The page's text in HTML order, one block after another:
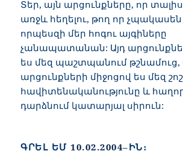
Տեր, այն արցունքները, որ տալիս
առջև հեղելու, թող որ չպակասեն
որպեսզի մեր հոգու այգիները
չանապատանան: Այդ
ես մեզ պաշտպանում թշնամուց,
արցունքների միջոցով ես մեզ
հավիտենականությունը և
դարձնում կատարյալ սիրուն:
ԳՐԵԼ ԵՄ10.02.2004–ԻՆ։